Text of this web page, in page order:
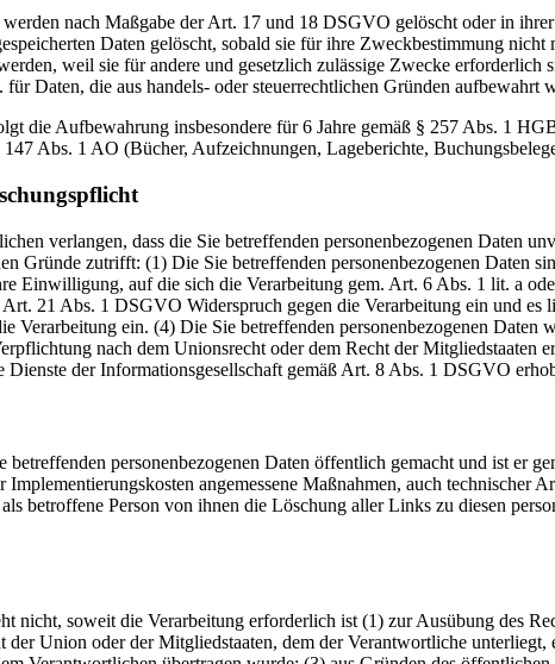
nach Maßgabe der Art. 17 und 18 DSGVO gelöscht oder in
Daten gelöscht, sobald sie für ihre Zweckbestimmung
weil sie für andere und gesetzlich zulässige Zwecke
Daten, die aus handels- oder steuerrechtlichen Gründen aufbewahrt
die Aufbewahrung insbesondere für 6 Jahre gemäß § 257 Abs. 1
Abs. 1 AO (Bücher, Aufzeichnungen, Lageberichte,
verlangen, dass die Sie betreffenden personenbezogenen Daten
Gründe zutrifft: (1) Die Sie betreffenden personenbezogenen Daten
Einwilligung, auf die sich die Verarbeitung gem. Art. 6 Abs. 1 lit. a
21 Abs. 1 DSGVO Widerspruch gegen die Verarbeitung ein und
Verarbeitung ein. (4) Die Sie betreffenden personenbezogenen
nach dem Unionsrecht oder dem Recht der
Dienste der Informationsgesellschaft gemäß Art. 8 Abs. 1 DSGVO
betreffenden personenbezogenen Daten öffentlich gemacht und ist
angemessene Maßnahmen, auch
betroffene Person von ihnen die Löschung aller Links zu diesen
nicht, soweit die Verarbeitung erforderlich ist (1) zur Ausübung des
der Union oder der Mitgliedstaaten, dem der Verantwortliche